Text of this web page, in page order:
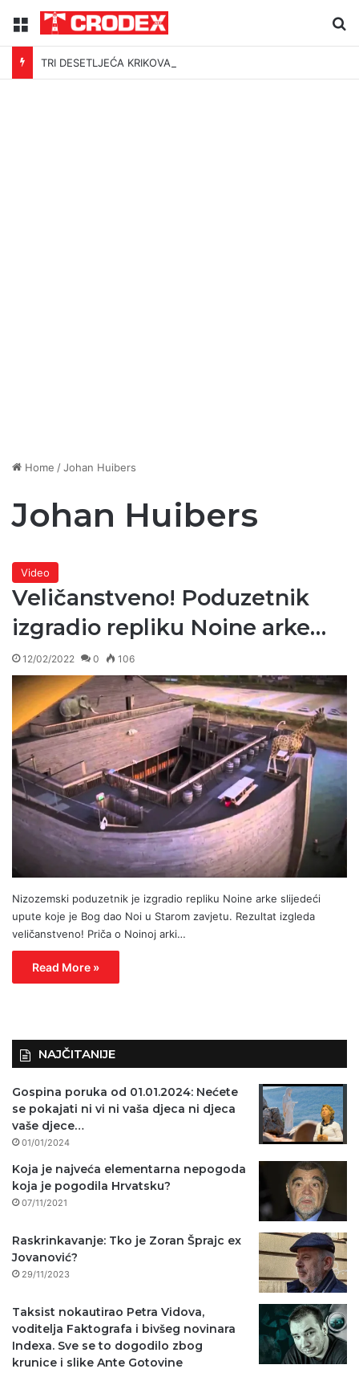
Menu
TRI DESETLJEĆA KRIKOVA OČAJNIKA
Home /Johan Huibers
Johan Huibers
Video
Veličanstveno! Poduzetnik
izgradio repliku Noine arke…
12/02/2022 0 106
Nizozemski poduzetnik je izgradio repliku Noine arke slijedeći
upute koje je Bog dao Noi u Starom zavjetu. Rezultat izgleda
veličanstveno! Priča o Noinoj arki…
Read More »
NAJČITANIJE
Gospina poruka od 01.01.2024: Nećete
se pokajati ni vi ni vaša djeca ni djeca
vaše djece…
01/01/2024
Koja je najveća elementarna nepogoda
koja je pogodila Hrvatsku?
07/11/2021
Raskrinkavanje: Tko je Zoran Šprajc ex
Jovanović?
29/11/2023
Taksist nokautirao Petra Vidova,
voditelja Faktografa i bivšeg novinara
Indexa. Sve se to dogodilo zbog
krunice i slike Ante Gotovine